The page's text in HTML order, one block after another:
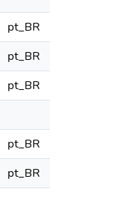
pt_BR
pt_BR
pt_BR
pt_BR
pt_BR